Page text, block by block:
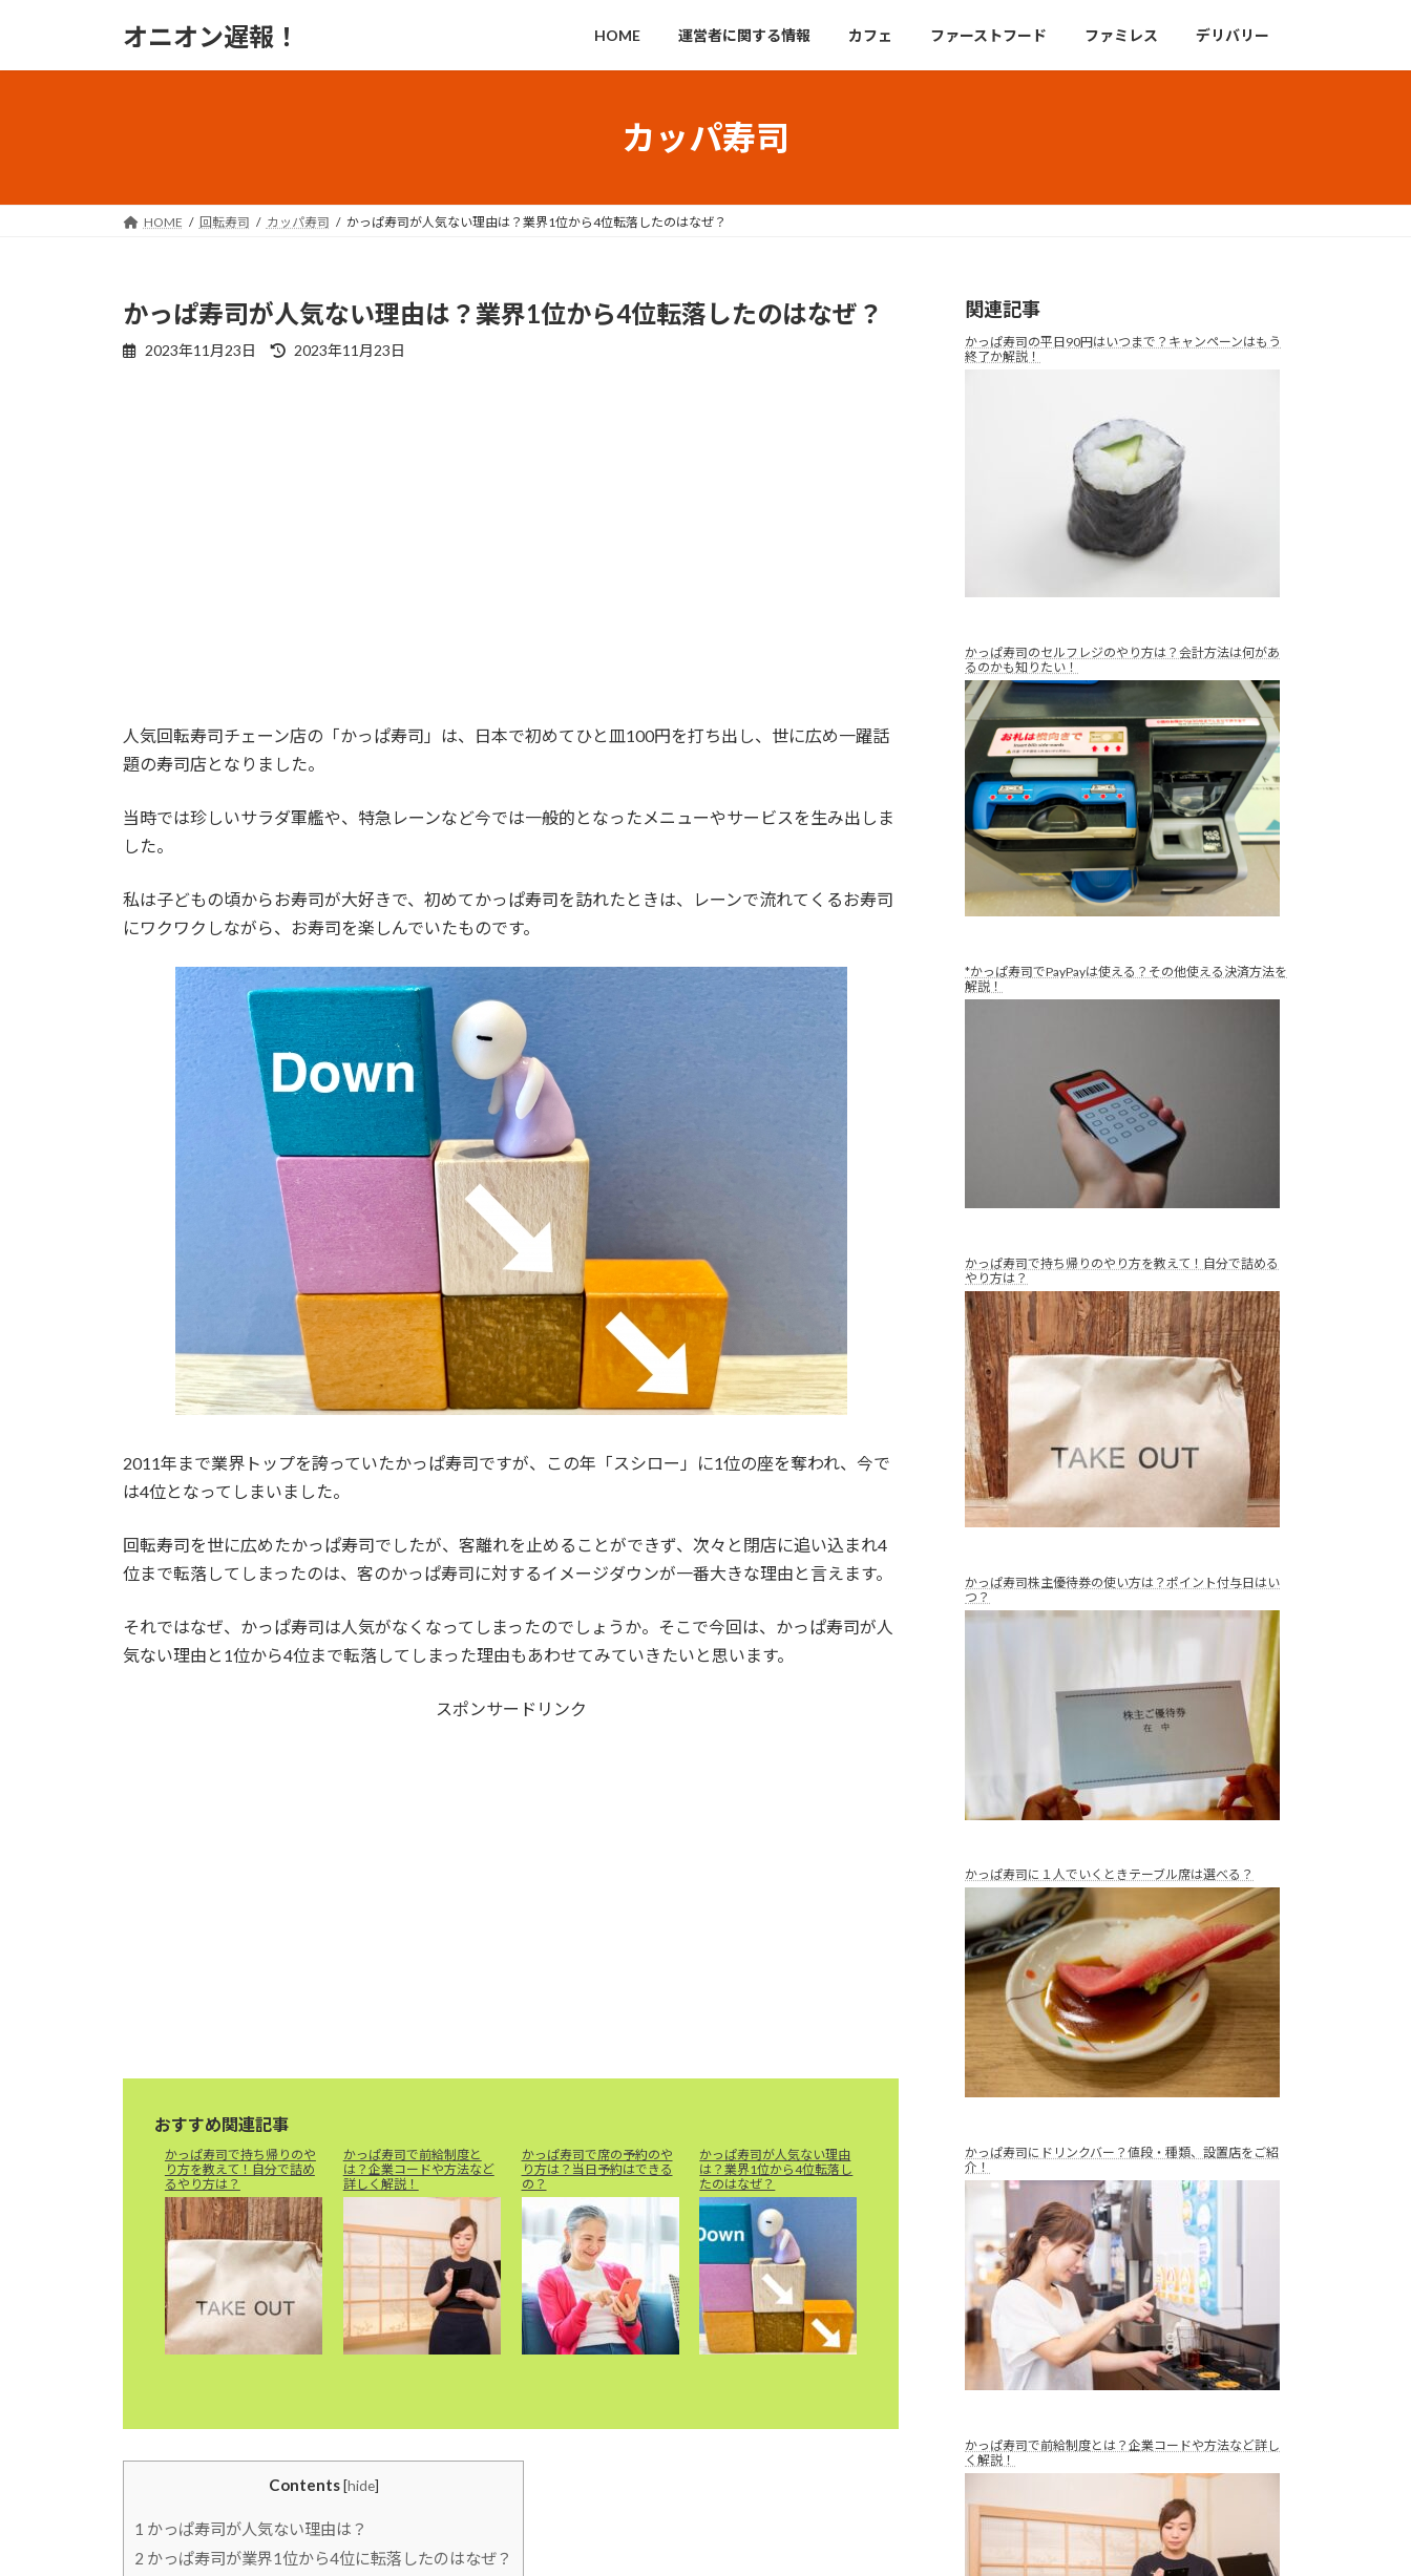
オニオン遅報！ HOME 運営者に関する情報 カフェ ファーストフード ファミレス デリバリー
カッパ寿司
HOME 回転寿司 カッパ寿司 かっぱ寿司が人気ない理由は？業界1位から4位転落したのはなぜ？
かっぱ寿司が人気ない理由は？業界1位から4位転落したのはなぜ？
2023年11月23日
最
2023年11月23日
人気回転寿司チェーン店の「かっぱ寿司」は、日本で初めてひと皿100円を打ち出し、世に広め一躍話
題の寿司店となりました。
当時では珍しいサラダ軍艦や、特急レーンなど今では一般的となったメニューやサービスを生み出しま
した。
私は子どもの頃からお寿司が大好きで、初めてかっぱ寿司を訪れたときは、レーンで流れてくるお寿司
にワクワクしながら、お寿司を楽しんでいたものです。
2011年まで業界トップを誇っていたかっぱ寿司ですが、この年「スシロー」に1位の座を奪われ、今で
は4位となってしまいました。
回転寿司を世に広めたかっぱ寿司でしたが、客離れを止めることができず、次々と閉店に追い込まれ4
位まで転落してしまったのは、客のかっぱ寿司に対するイメージダウンが一番大きな理由と言えます。
それではなぜ、かっぱ寿司は人気がなくなってしまったのでしょうか。そこで今回は、かっぱ寿司が人
気ない理由と1位から4位まで転落してしまった理由もあわせてみていきたいと思います。
スポンサードリンク
おすすめ関連記事
かっぱ寿司で持ち帰りのや
り方を教えて！自分で詰め
るやり方は？
かっぱ寿司で前給制度と
は？企業コードや方法など
詳しく解説！
かっぱ寿司で席の予約のや
り方は？当日予約はできる
の？
かっぱ寿司が人気ない理由
は？業界1位から4位転落し
たのはなぜ？
Contents [hide]
1 かっぱ寿司が人気ない理由は？
2 かっぱ寿司が業界1位から4位に転落したのはなぜ？
関連記事
かっぱ寿司の平日90円はいつまで？キャンペーンはもう
終了か解説！
かっぱ寿司のセルフレジのやり方は？会計方法は何があ
るのかも知りたい！
*かっぱ寿司でPayPayは使える？その他使える決済方法を
解説！
かっぱ寿司で持ち帰りのやり方を教えて！自分で詰める
やり方は？
かっぱ寿司株主優待券の使い方は？ポイント付与日はい
つ？
かっぱ寿司に１人でいくときテーブル席は選べる？
かっぱ寿司にドリンクバー？値段・種類、設置店をご紹
介！
かっぱ寿司で前給制度とは？企業コードや方法など詳し
く解説！